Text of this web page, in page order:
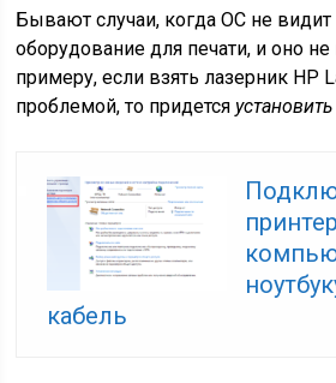
Бывают случаи, когда ОС не
оборудование для печати, и оно
примеру, если взять лазерник HP
проблемой, то придется
кабель